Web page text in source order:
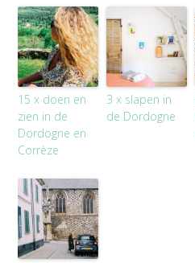
15 x doen en
zien in de
Dordogne en
Corrèze
3 x slapen in
de Dordogne